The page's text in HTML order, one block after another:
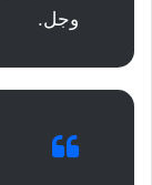
وجل.